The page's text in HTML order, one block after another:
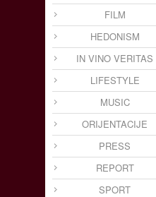
FILM
HEDONISM
IN VINO VERITAS
LIFESTYLE
MUSIC
ORIJENTACIJE
PRESS
REPORT
SPORT